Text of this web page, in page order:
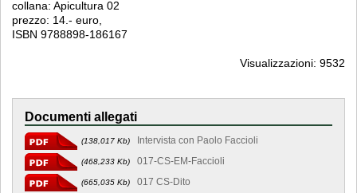
collana: Apicultura 02
prezzo: 14.- euro,
ISBN 9788898-186167
Visualizzazioni: 9532
Documenti allegati
(138,017 Kb) Intervista con Paolo Faccioli
(468,233 Kb) 017-CS-EM-Faccioli
(665,035 Kb) 017 CS-Dito